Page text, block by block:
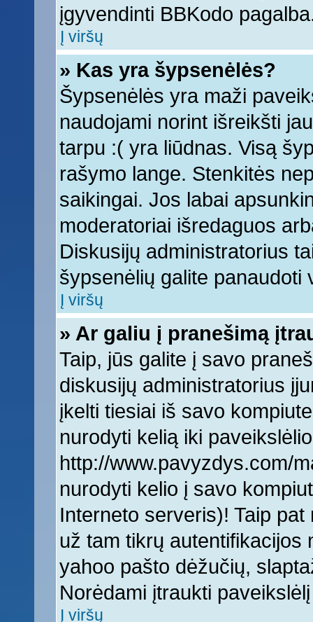
įgyvendinti BBKodo
Į viršų
» Kas yra šypsenėlės?
Šypsenėlės yra maži
naudojami norint išreikšti
tarpu :( yra liūdnas. Visą
rašymo lange. Stenkitės
saikingai. Jos labai
moderatoriai išredaguos
Diskusijų administratorius
šypsenėlių galite panaudoti
Į viršų
» Ar galiu į pranešimą
Taip, jūs galite į savo
diskusijų administratorius
įkelti tiesiai iš savo
nurodyti kelią iki
http://www.pavyzdys.com/
nurodyti kelio į savo
Interneto serveris)! Taip
už tam tikrų autentifikacijos
yahoo pašto dėžučių,
Norėdami įtraukti
Į viršų